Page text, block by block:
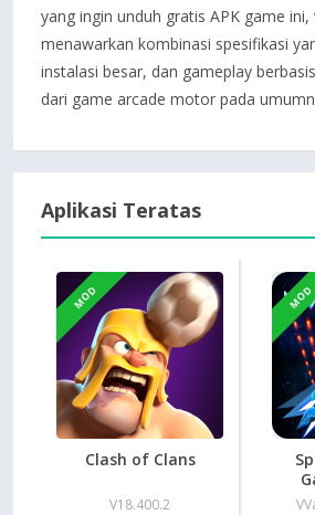
yang ingin unduh gratis APK game ini,
menawarkan kombinasi spesifikasi
instalasi besar, dan gameplay
dari game arcade motor pada
Aplikasi Teratas
MOD
Clash of Clans
V18.400.2
MOD